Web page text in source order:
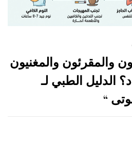
والمقرئون والمغنيون
الدليل الطبي لـ
“